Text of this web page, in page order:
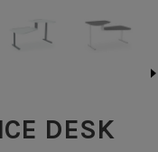
DESK